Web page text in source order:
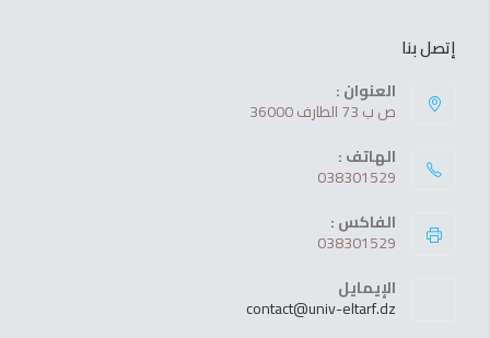
إتصل بنا
العنوان :
ص ب 73 الطارف 36000
الهاتف :
038301529
الفاكس :
038301529
الإيمايل
contact@univ-eltarf.dz